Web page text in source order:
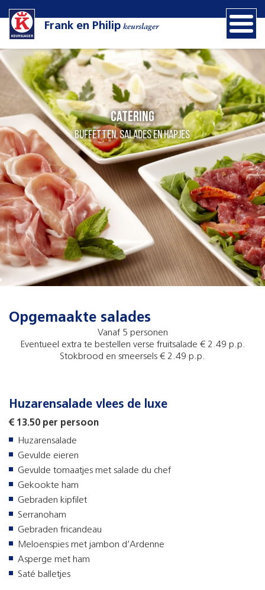
Frank en Philipkeurslager
Catering
Buffetten, Salades en Hapjes
Opgemaakte salades
Vanaf 5 personen
Eventueel extra te bestellen verse fruitsalade € 2.49 p.p.
Stokbrood en smeersels € 2.49 p.p.
Huzarensalade vlees de luxe
€ 13.50 per persoon
Huzarensalade
Gevulde eieren
Gevulde tomaatjes met salade du chef
Gekookte ham
Gebraden kipfilet
Serranoham
Gebraden fricandeau
Meloenspies met jambon d’Ardenne
Asperge met ham
Saté balletjes